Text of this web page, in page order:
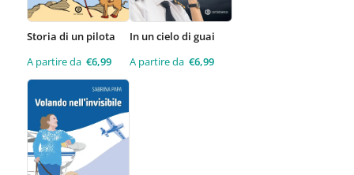
Storia di un pilota
A partire da €6,99
In un cielo di guai
A partire da €6,99